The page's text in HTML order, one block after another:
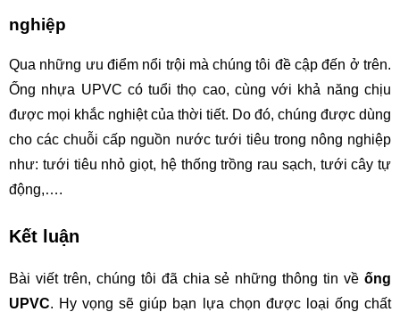
nghiệp
Qua những ưu điểm nổi trội mà chúng tôi đề cập đến ở trên.
Ống nhựa UPVC có tuổi thọ cao, cùng với khả năng chịu
được mọi khắc nghiệt của thời tiết. Do đó, chúng được dùng
cho các chuỗi cấp nguồn nước tưới tiêu trong nông nghiệp
như: tưới tiêu nhỏ giọt, hệ thống trồng rau sạch, tưới cây tự
động,….
Kết luận
Bài viết trên, chúng tôi đã chia sẻ những thông tin về ống
UPVC. Hy vọng sẽ giúp bạn lựa chọn được loại ống chất